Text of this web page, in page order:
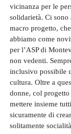
vicinanza per le
solidarietà. Ci
macro progetto,
abbiamo come
per l’ASP di
non vedenti.
inclusivo possibile
cultura. Oltre a
donne, col
mettere insieme
sicuramente di
solitamente